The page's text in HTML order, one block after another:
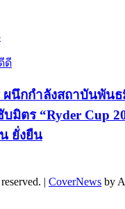
ดี
ผนึกกำลังสถาบันพัน
มิตร “Ryder Cup
ยั่งยืน
| CoverNews by